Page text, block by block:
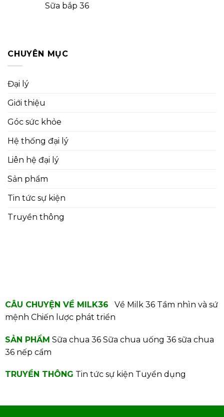
Sữa bắp 36
CHUYÊN MỤC
Đại lý
Giới thiệu
Góc sức khỏe
Hệ thống đại lý
Liên hệ đại lý
Sản phẩm
Tin tức sự kiện
Truyền thông
CÂU CHUYỆN VỀ MILK36 Về Milk 36 Tầm nhìn và sứ
mệnh Chiến lược phát triển
SẢN PHẨM Sữa chua 36 Sữa chua uống 36 sữa chua
36 nếp cẩm
TRUYỀN THÔNG Tin tức sự kiện Tuyển dụng